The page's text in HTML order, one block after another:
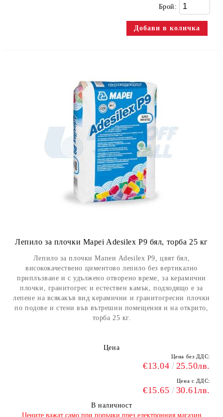
Брой:
Лепило за плочки Mapei Adesilex P9 бял, торба 25 кг
Лепило за плочки Мапеи Adesilex P9, цвят бял,
висококачествено циментово лепило без вертикално
приплъзване и с удължено отворено време, за керамични
плочки, гранитогрес и естествен камък, подходящо е за
лепене на всякакъв вид керамични и гранитогресни плочки
по подове и стени във вътрешни помещения и на открито,
торба 25 кг.
Цена
Цена без ДДС:
€13.04 25.50лв.
Цена с ДДС:
€15.65 30.61лв.
В наличност
​Цените важат само при поръчки през електронния магазин